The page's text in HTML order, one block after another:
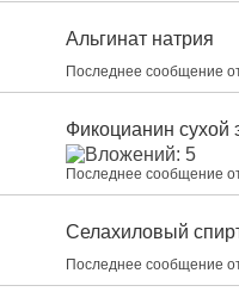
Альгинат натрия
Последнее сообщение
Фикоцианин сухой
Последнее сообщение
Селахиловый
Последнее сообщение